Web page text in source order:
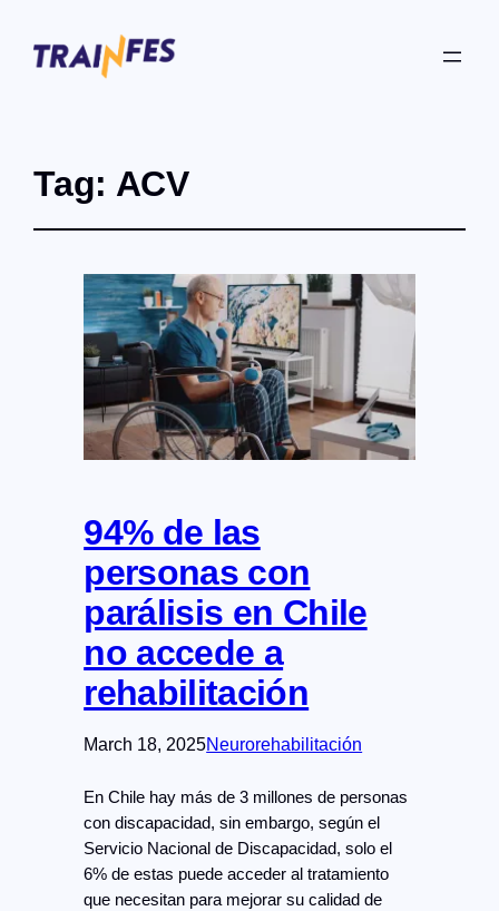
Tag: ACV
94% de las
personas con
parálisis en Chile
no accede a
rehabilitación
March 18, 2025Neurorehabilitación
En Chile hay más de 3 millones de personas
con discapacidad, sin embargo, según el
Servicio Nacional de Discapacidad, solo el
6% de estas puede acceder al tratamiento
que necesitan para mejorar su calidad de